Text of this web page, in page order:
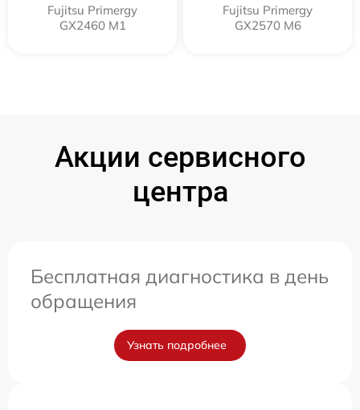
Fujitsu Primergy
GX2460 M1
Fujitsu Primergy
GX2570 M6
Акции сервисного
центра
Бесплатная диагностика в день
обращения
Узнать подробнее